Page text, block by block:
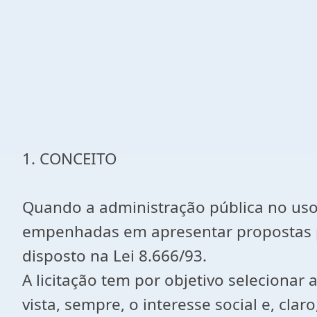
1. CONCEITO
Quando a administração pública no
empenhadas em apresentar
disposto na Lei 8.666/93.
A licitação tem por objetivo selecionar
vista, sempre, o interesse social e,